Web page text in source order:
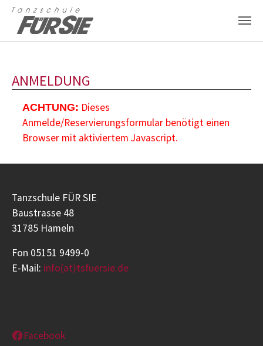
ANMELDUNG
ACHTUNG: Dieses
Anmelde/Reservierungsformular benötigt einen
Browser mit aktiviertem Javascript.
Tanzschule FÜR SIE
Baustrasse 48
31785 Hameln
Fon 05151 9499-0
E-Mail: info(at)tsfuersie.de
Facebook